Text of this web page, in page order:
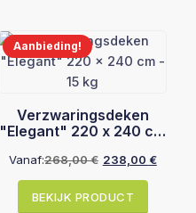
Aanbieding!
Verzwaringsdeken
"Elegant" 220 x 240 cm
Vanaf:268,00€
Oorspronkelijke
prijs
was:
238,00 €
Huidige
prijs
is:
BEKIJK PRODUCT